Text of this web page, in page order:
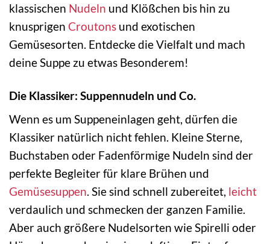
klassischen Nudeln und Klößchen bis hin zu
knusprigen Croutons und exotischen
Gemüsesorten. Entdecke die Vielfalt und mach
deine Suppe zu etwas Besonderem!
Die Klassiker: Suppennudeln und Co.
Wenn es um Suppeneinlagen geht, dürfen die
Klassiker natürlich nicht fehlen. Kleine Sterne,
Buchstaben oder Fadenförmige Nudeln sind der
perfekte Begleiter für klare Brühen und
Gemüsesuppen. Sie sind schnell zubereitet, leicht
verdaulich und schmecken der ganzen Familie.
Aber auch größere Nudelsorten wie Spirelli oder